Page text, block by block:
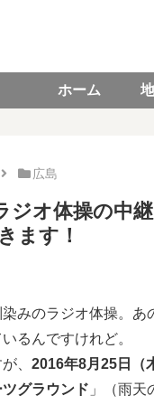
ホーム
広島
ジオ体操の中
ます！
みのラジオ体操。
るんですけれど。
、 2016年8月25日（
グラウンド 」（雨